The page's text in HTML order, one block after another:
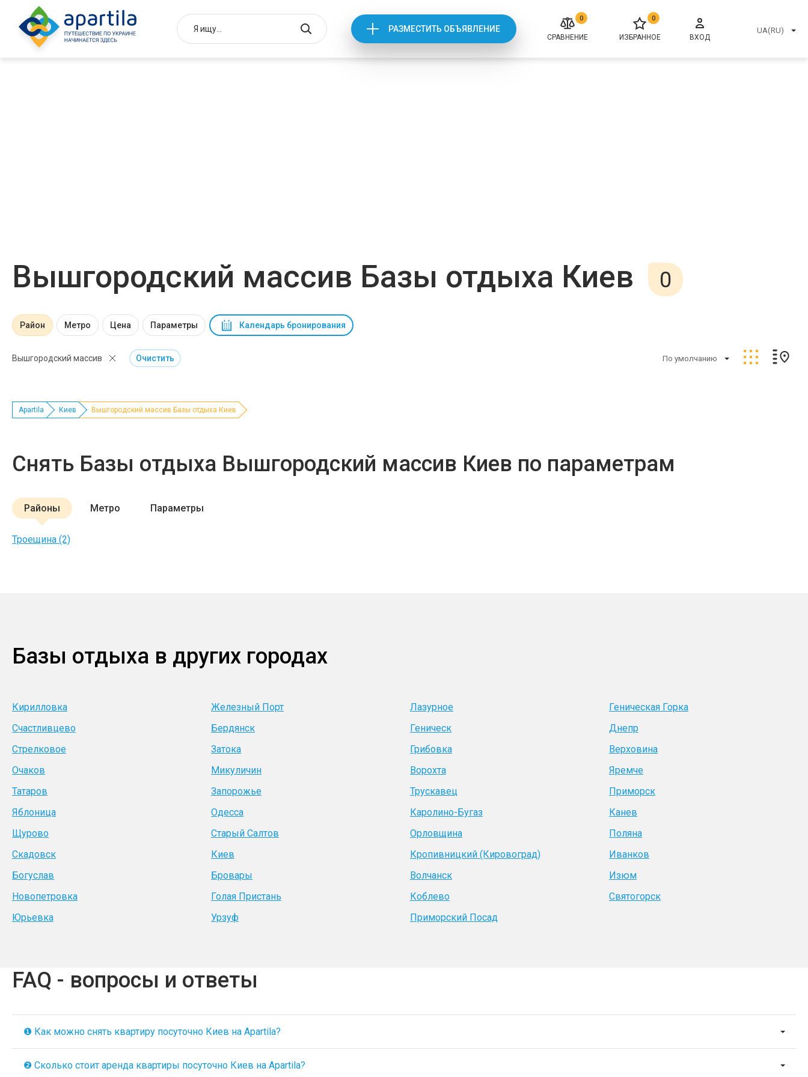
РАЗМЕСТИТЬ ОБЪЯВЛЕНИЕ
0
СРАВНЕНИЕ
0
ИЗБРАННОЕ ВХОД
UA(RU)
Вышгородский массив Базы отдыха Киев 0
Район Метро Цена Параметры Календарь бронирования
Вышгородский массив Очистить По умолчанию
Apartila Киев Вышгородский массив Базы отдыха Киев
Снять Базы отдыха Вышгородский массив Киев по параметрам
Районы Метро Параметры
Троещина (2)
Базы отдыха в других городах
Кирилловка Железный Порт Лазурное
Геническая Горка
Счастливцево
Бердянск Геническ
Днепр
Стрелковое
Затока Грибовка
Верховина
Очаков
Микуличин Ворохта
Яремче
Татаров
Запорожье Трускавец
Приморск
Яблоница
Одесса Каролино-Бугаз
Канев
Щурово
Старый Салтов Орловщина
Поляна
Скадовск
Киев Кропивницкий (Кировоград)
Иванков
Богуслав
Бровары Волчанск
Изюм
Новопетровка
Голая Пристань Коблево
Святогорск
Юрьевка
Урзуф Приморский Посад
FAQ - вопросы и ответы
❶ Как можно снять квартиру посуточно Киев на Apartila?
❷ Сколько стоит аренда квартиры посуточно Киев на Apartila?